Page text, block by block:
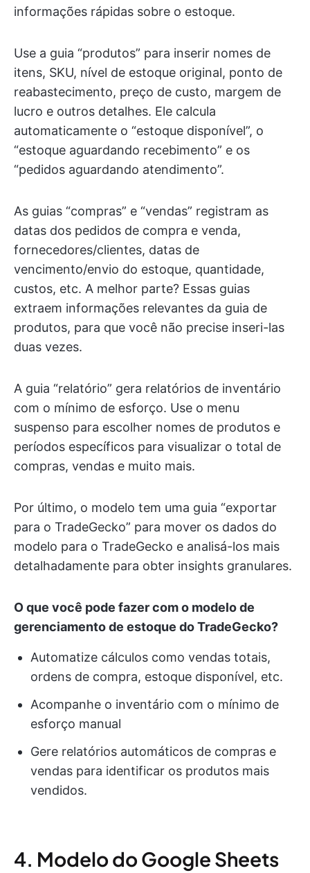
informações rápidas sobre o estoque.
Use a guia “produtos” para inserir nomes de
itens, SKU, nível de estoque original, ponto de
reabastecimento, preço de custo, margem de
lucro e outros detalhes. Ele calcula
automaticamente o “estoque disponível”, o
“estoque aguardando recebimento” e os
“pedidos aguardando atendimento”.
As guias “compras” e “vendas” registram as
datas dos pedidos de compra e venda,
fornecedores/clientes, datas de
vencimento/envio do estoque, quantidade,
custos, etc. A melhor parte? Essas guias
extraem informações relevantes da guia de
produtos, para que você não precise inseri-las
duas vezes.
A guia “relatório” gera relatórios de inventário
com o mínimo de esforço. Use o menu
suspenso para escolher nomes de produtos e
períodos específicos para visualizar o total de
compras, vendas e muito mais.
Por último, o modelo tem uma guia “exportar
para o TradeGecko” para mover os dados do
modelo para o TradeGecko e analisá-los mais
detalhadamente para obter insights granulares.
O que você pode fazer com o modelo de
gerenciamento de estoque do TradeGecko?
Automatize cálculos como vendas totais,
ordens de compra, estoque disponível, etc.
Acompanhe o inventário com o mínimo de
esforço manual
Gere relatórios automáticos de compras e
vendas para identificar os produtos mais
vendidos.
4. Modelo do Google Sheets